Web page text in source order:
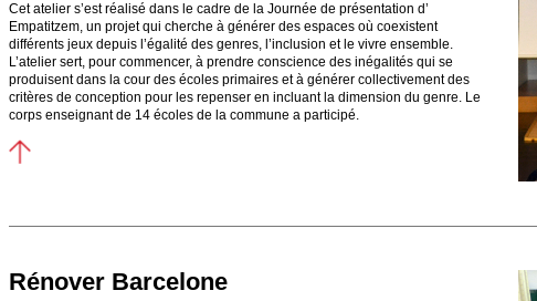
Cet atelier s’est réalisé dans le cadre de la Journée de présentation d’
Empatitzem, un projet qui cherche à générer des espaces où coexistent
différents jeux depuis l’égalité des genres, l’inclusion et le vivre ensemble.
L’atelier sert, pour commencer, à prendre conscience des inégalités qui se
produisent dans la cour des écoles primaires et à générer collectivement des
critères de conception pour les repenser en incluant la dimension du genre. Le
corps enseignant de 14 écoles de la commune a participé.
Rénover Barcelone